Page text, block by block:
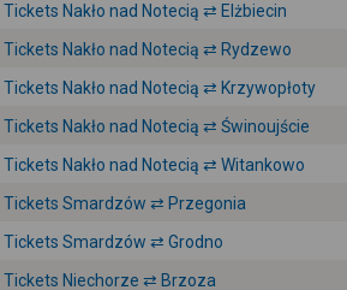
Tickets Nakło nad Notecią ⇄ Elżbiecin
Tickets Nakło nad Notecią ⇄ Rydzewo
Tickets Nakło nad Notecią ⇄ Krzywopłoty
Tickets Nakło nad Notecią ⇄ Świnoujście
Tickets Nakło nad Notecią ⇄ Witankowo
Tickets Smardzów ⇄ Przegonia
Tickets Smardzów ⇄ Grodno
Tickets Niechorze ⇄ Brzoza